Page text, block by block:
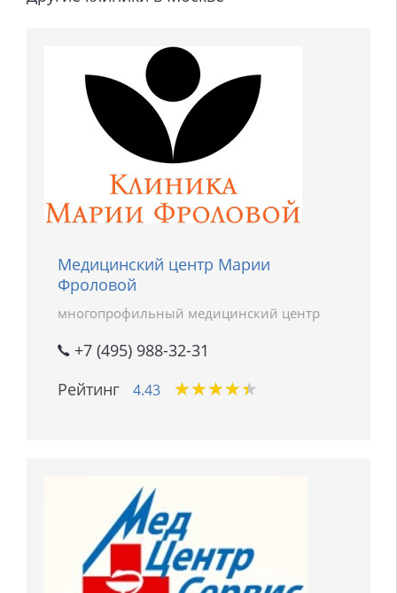
Медицинский центр Марии
Фроловой
многопрофильный медицинский центр
+7 (495) 988-32-31
Рейтинг
4.43 ★★★★★
★★★★★